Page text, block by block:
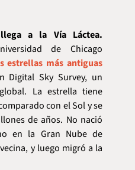
a la Vía Láctea.
estrellas más antiguas
Digital Sky Survey, un
La estrella tiene
con el Sol y se
de años. No nació
en la Gran Nube de
y luego migró a la